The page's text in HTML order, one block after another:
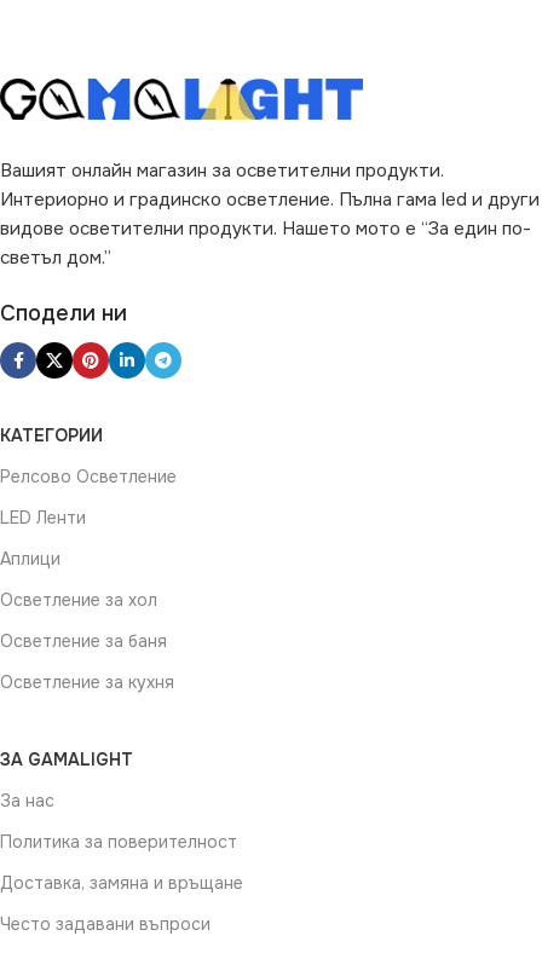
Вашият онлайн магазин за осветителни продукти.
Интериорно и градинско осветление. Пълна гама led и други
видове осветителни продукти. Нашето мото е “За един по-
светъл дом.”
Сподели ни
КАТЕГОРИИ
Релсово Осветление
LED Ленти
Аплици
Осветление за хол
Осветление за баня
Осветление за кухня
ЗА GAMALIGHT
За нас
Политика за поверителност
Доставка, замяна и връщане
Често задавани въпроси